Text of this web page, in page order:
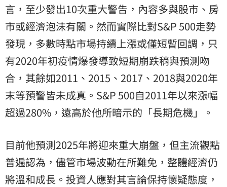
言，至少發出10次重大警告，內容多與股市、房
市或經濟泡沫有關。然而實際比對S&P 500走勢
發現，多數時點市場持續上漲或僅短暫回調，只
有2020年初疫情爆發導致短期崩跌稍與預測吻
合，其餘如2011、2015、2017、2018與2020年
末等預警皆未成真。S&P 500自2011年以來漲幅
超過280%，遠高於他所暗示的「長期危機」。
目前他預測2025年將迎來重大崩盤，但主流觀點
普遍認為，儘管市場波動在所難免，整體經濟仍
將溫和成長。投資人應對其言論保持懷疑態度，